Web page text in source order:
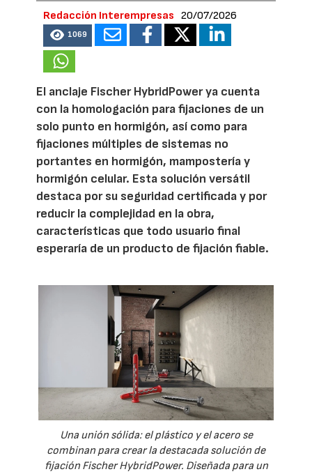
Redacción Interempresas 20/07/2026
1069
El anclaje Fischer HybridPower ya cuenta
con la homologación para fijaciones de un
solo punto en hormigón, así como para
fijaciones múltiples de sistemas no
portantes en hormigón, mampostería y
hormigón celular. Esta solución versátil
destaca por su seguridad certificada y por
reducir la complejidad en la obra,
características que todo usuario final
esperaría de un producto de fijación fiable.
Una unión sólida: el plástico y el acero se
combinan para crear la destacada solución de
fijación Fischer HybridPower. Diseñada para un